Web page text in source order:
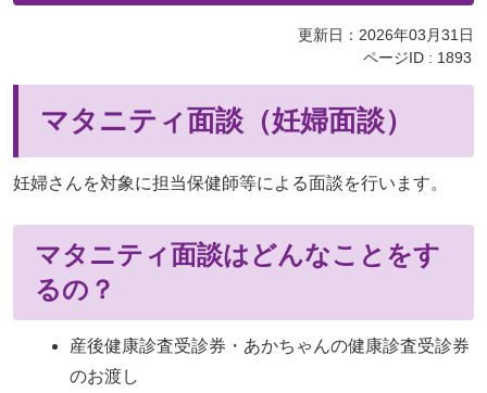
更新日：2026年03月31日
ページID : 1893
マタニティ面談（妊婦面談）
妊婦さんを対象に担当保健師等による面談を行います。
マタニティ面談はどんなことをす
るの？
産後健康診査受診券・あかちゃんの健康診査受診券
のお渡し